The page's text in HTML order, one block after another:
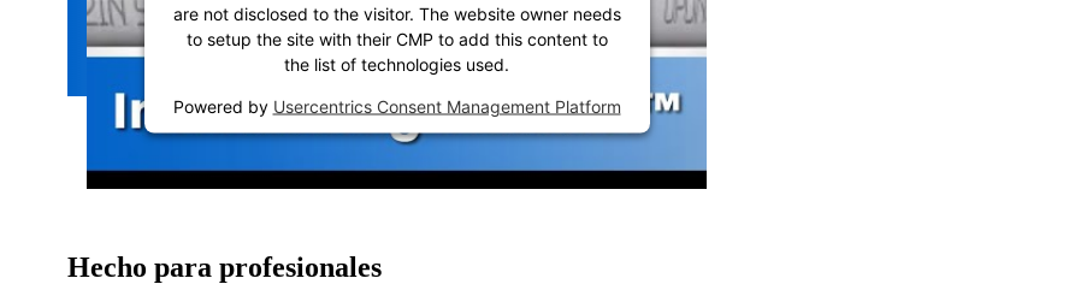
are not disclosed to the visitor. The website owner needs
to setup the site with their CMP to add this content to
the list of technologies used.
Powered by Usercentrics Consent Management Platform
Hecho para profesionales